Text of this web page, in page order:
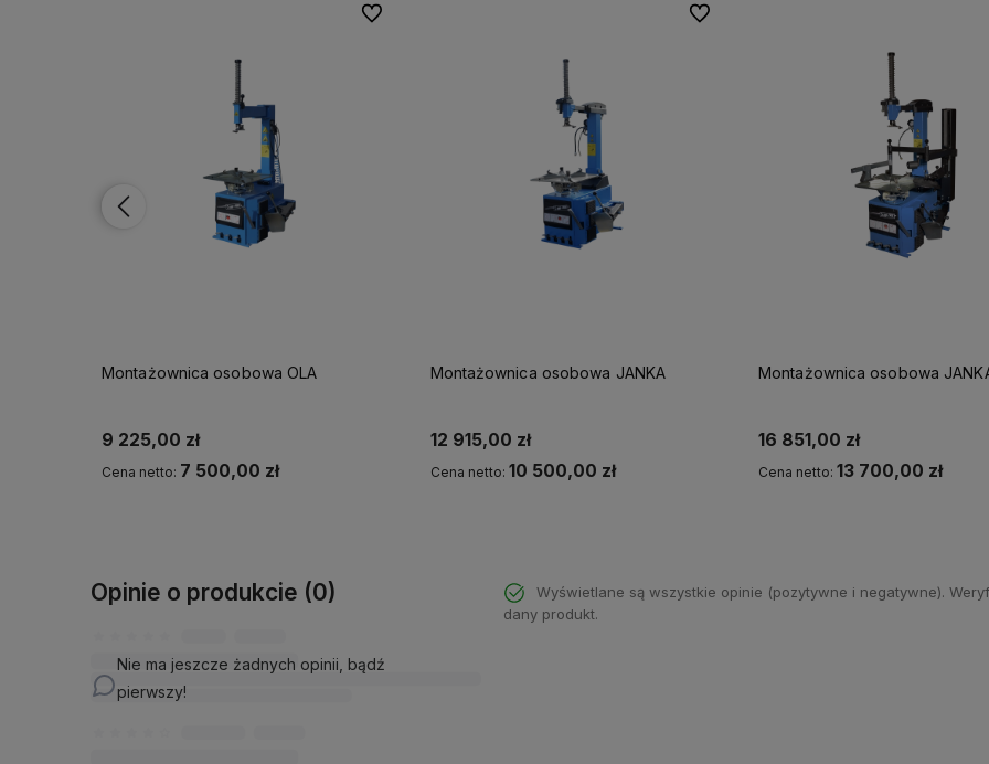
Montażownica osobowa OLA
9 225,00 zł
Cena netto: 7 500,00 zł
Do ulubionych
Montażownica osobowa JANKA
12 915,00 zł
Cena netto: 10 500,00 zł
Do ulubionych
Montażownica osobowa
16 851,00 zł
Cena netto: 13 700,00 zł
Opinie o produkcie (0)
Nie ma jeszcze żadnych opinii, bądź
pierwszy!
Wyświetlane są wszystkie opinie (pozytywne i negatywne).
dany produkt.